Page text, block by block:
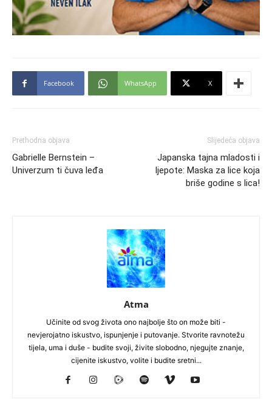
Facebook WhatsApp X
Prethodna objava
Gabrielle Bernstein –
Univerzum ti čuva leđa
Slijedeća objava
Japanska tajna mladosti i
ljepote: Maska za lice koja
briše godine s lica!
Atma
Učinite od svog života ono najbolje što on može biti -
nevjerojatno iskustvo, ispunjenje i putovanje. Stvorite ravnotežu
tijela, uma i duše - budite svoji, živite slobodno, njegujte znanje,
cijenite iskustvo, volite i budite sretni...